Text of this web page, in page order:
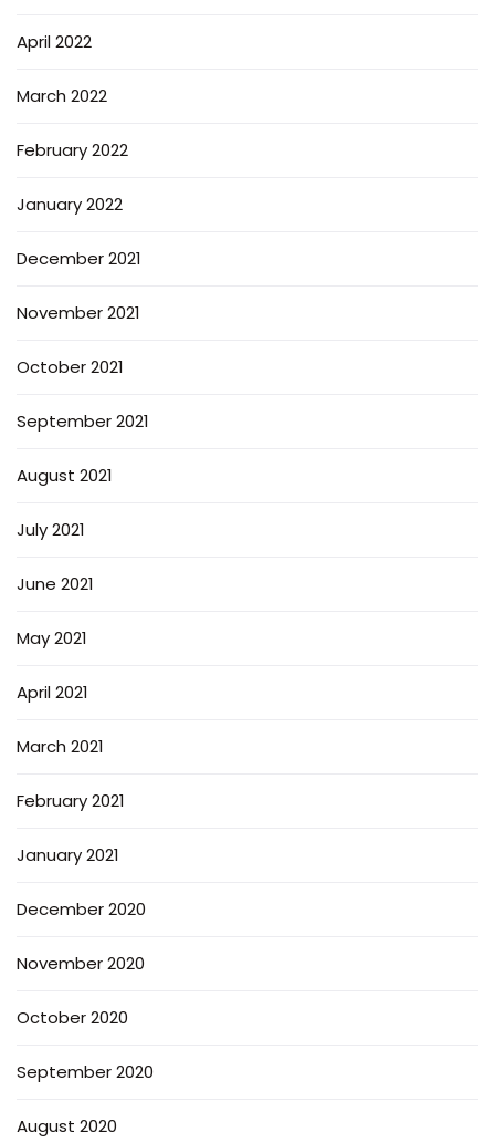
April 2022
March 2022
February 2022
January 2022
December 2021
November 2021
October 2021
September 2021
August 2021
July 2021
June 2021
May 2021
April 2021
March 2021
February 2021
January 2021
December 2020
November 2020
October 2020
September 2020
August 2020